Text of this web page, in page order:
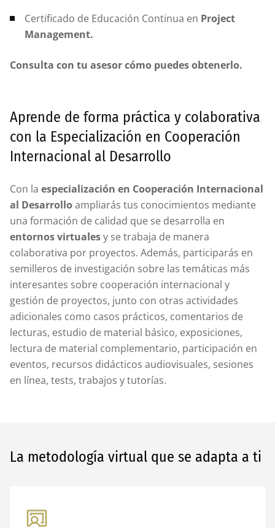
Certificado de Educación Continua en Project
Management.
Consulta con tu asesor cómo puedes obtenerlo.
Aprende de forma práctica y colaborativa
con la Especialización en Cooperación
Internacional al Desarrollo
Con la especialización en Cooperación Internacional
al Desarrolloampliarás tus conocimientos mediante
una formación de calidad que se desarrolla en
entornos virtualesy se trabaja de manera
colaborativa por proyectos. Además, participarás en
semilleros de investigación sobre las temáticas más
interesantes sobre cooperación internacional y
gestión de proyectos, junto con otras actividades
adicionales como casos prácticos, comentarios de
lecturas, estudio de material básico, exposiciones,
lectura de material complementario, participación en
eventos, recursos didácticos audiovisuales, sesiones
en línea, tests, trabajos y tutorías.
La metodología virtual que se adapta a ti